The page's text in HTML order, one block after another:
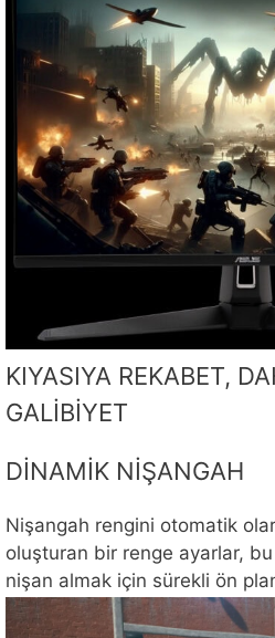
KIYASIYA REKABET,
GALİBİYET
DİNAMİK NİŞANGAH
Nişangah rengini otomatik
oluşturan bir renge ayarlar,
nişan almak için sürekli ön